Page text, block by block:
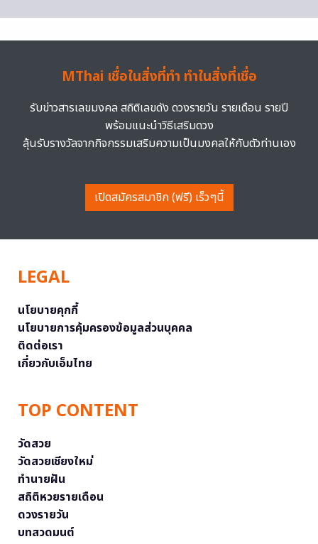
MThai เชื่อในสิ่งที่ทำ ทำในสิ่งที่เชื่อ
รับข่าวสารเลขมงคล สถิติเลขดัง ดวงรายวัน รายเดือน รายปี
พร้อมแนะนำวิธีเสริมดวง
ลุ้นรับรางวัลจากกิจกรรมเสริมความเป็นมงคลให้กับตัวท่านเอง
เปิดสมัครสมาชิก (ฟรี) เร็วๆนี้
LEGAL
นโยบายคุกกี้
นโยบายการคุ้มครองข้อมูลส่วนบุคคล
ติดต่อเรา
เกี่ยวกับเอ็มไทย
TOP CONTENT
วัดสวย
วัดสวยเชียงใหม่
ทำนายฝัน
สถิติหวยรายเดือน
ดวงรายวัน
บทสวดมนต์